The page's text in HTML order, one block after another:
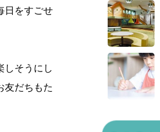
日をすごせ
しそうにし
友だちもた